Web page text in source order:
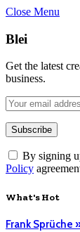
Close Menu
Blei
Get the latest
business.
By signing
Policy
What's Hot
Frank Sprüche